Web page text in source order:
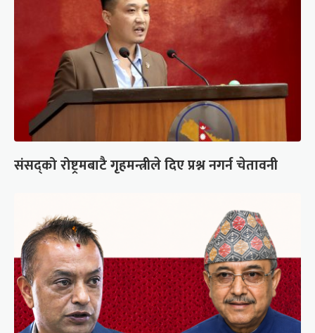
संसद्को रोष्ट्रमबाटै गृहमन्त्रीले दिए प्रश्न नगर्न चेतावनी